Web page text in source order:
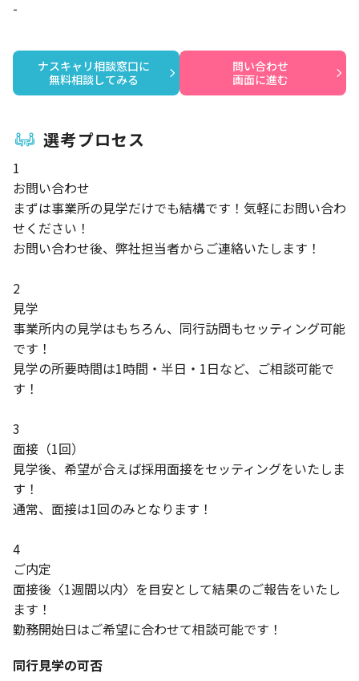
-
ナスキャリ相談窓口に
無料相談してみる
問い合わせ
画面に進む
選考プロセス
1
お問い合わせ
まずは事業所の見学だけでも結構です！気軽にお問い合わ
せください！
お問い合わせ後、弊社担当者からご連絡いたします！
2
見学
事業所内の見学はもちろん、同行訪問もセッティング可能
です！
見学の所要時間は1時間・半日・1日など、ご相談可能で
す！
3
面接（1回）
見学後、希望が合えば採用面接をセッティングをいたしま
す！
通常、面接は1回のみとなります！
4
ご内定
面接後〈1週間以内〉を目安として結果のご報告をいたし
ます！
勤務開始日はご希望に合わせて相談可能です！
同行見学の可否